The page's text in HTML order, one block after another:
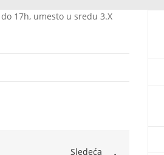
17h, umesto u sredu 3.X
Sledeća